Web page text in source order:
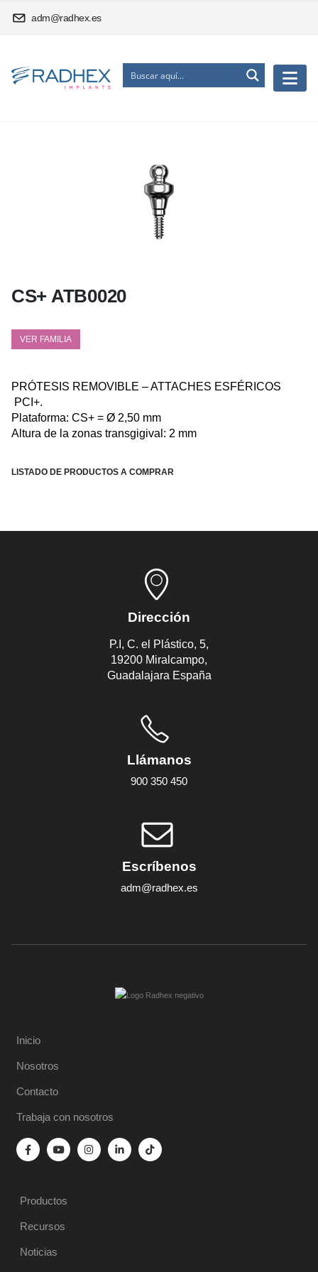
adm@radhex.es
CS+ ATB0020
VER FAMILIA
PRÓTESIS REMOVIBLE – ATTACHES ESFÉRICOS
PCI+.
Plataforma: CS+ = Ø 2,50 mm
Altura de la zonas transgigival: 2 mm
LISTADO DE PRODUCTOS A COMPRAR
Dirección
P.I, C. el Plástico, 5,
19200 Miralcampo,
Guadalajara España
Llámanos
900 350 450
Escríbenos
adm@radhex.es
Inicio
Nosotros
Contacto
Trabaja con nosotros
Productos
Recursos
Noticias